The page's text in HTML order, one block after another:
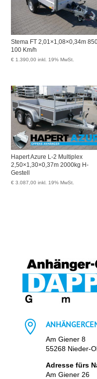
Stema FT 2,01×1,08×0,34m
100 Km/h
€ 1.390,00 inkl. 19% MwSt.
Hapert Azure L-2 Multiplex
2,50×1,30×0,37m 2000kg H-
Gestell
€ 3.087,00 inkl. 19% MwSt.

Am Giener 8
55268 Nieder-
Adresse fürs
Am Giener 26